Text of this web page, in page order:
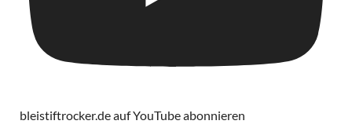
bleistiftrocker.de auf YouTube abonnieren